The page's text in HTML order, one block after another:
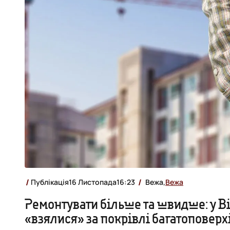
Публікація16 Листопада16:23 Вежа,Вежа
Ремонтувати більше та швидше: у
«взялися» за покрівлі